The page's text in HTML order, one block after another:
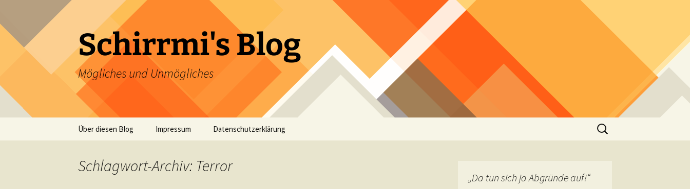
springen
Schirrmi's Blog
Mögliches und Unmögliches
Über diesen Blog Impressum Datenschutzerklärung
Suchen
nach:
Schlagwort-Archiv: Terror
„Da tun sich ja Abgründe auf!“